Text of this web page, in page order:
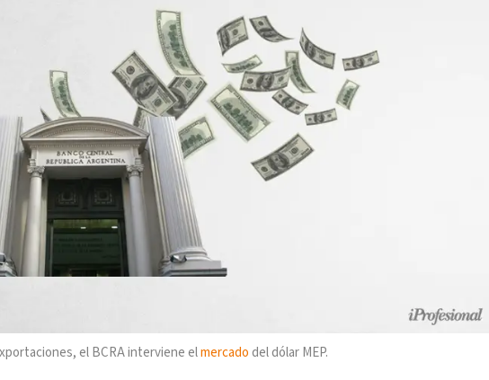
el BCRA interviene elmercado del dólar MEP.